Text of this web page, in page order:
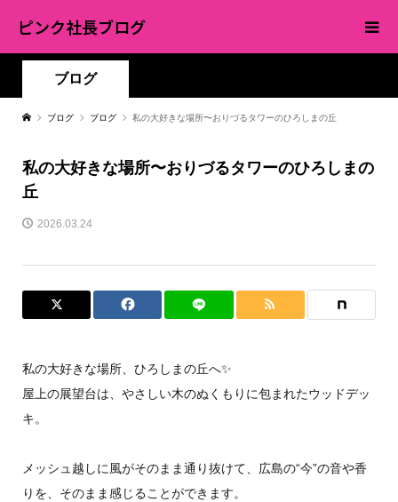
ピンク社長ブログ
ブログ
ブログ ブログ 私の大好きな場所〜おりづるタワーのひろしまの丘
私の大好きな場所〜おりづるタワーのひろしまの
丘
2026.03.24
私の大好きな場所、ひろしまの丘へ✨
屋上の展望台は、やさしい木のぬくもりに包まれたウッドデッ
キ。
メッシュ越しに風がそのまま通り抜けて、広島の“今”の音や香
りを、そのまま感じることができます。